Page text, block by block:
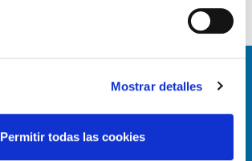
Mostrar detalles
Permitir todas las cookies